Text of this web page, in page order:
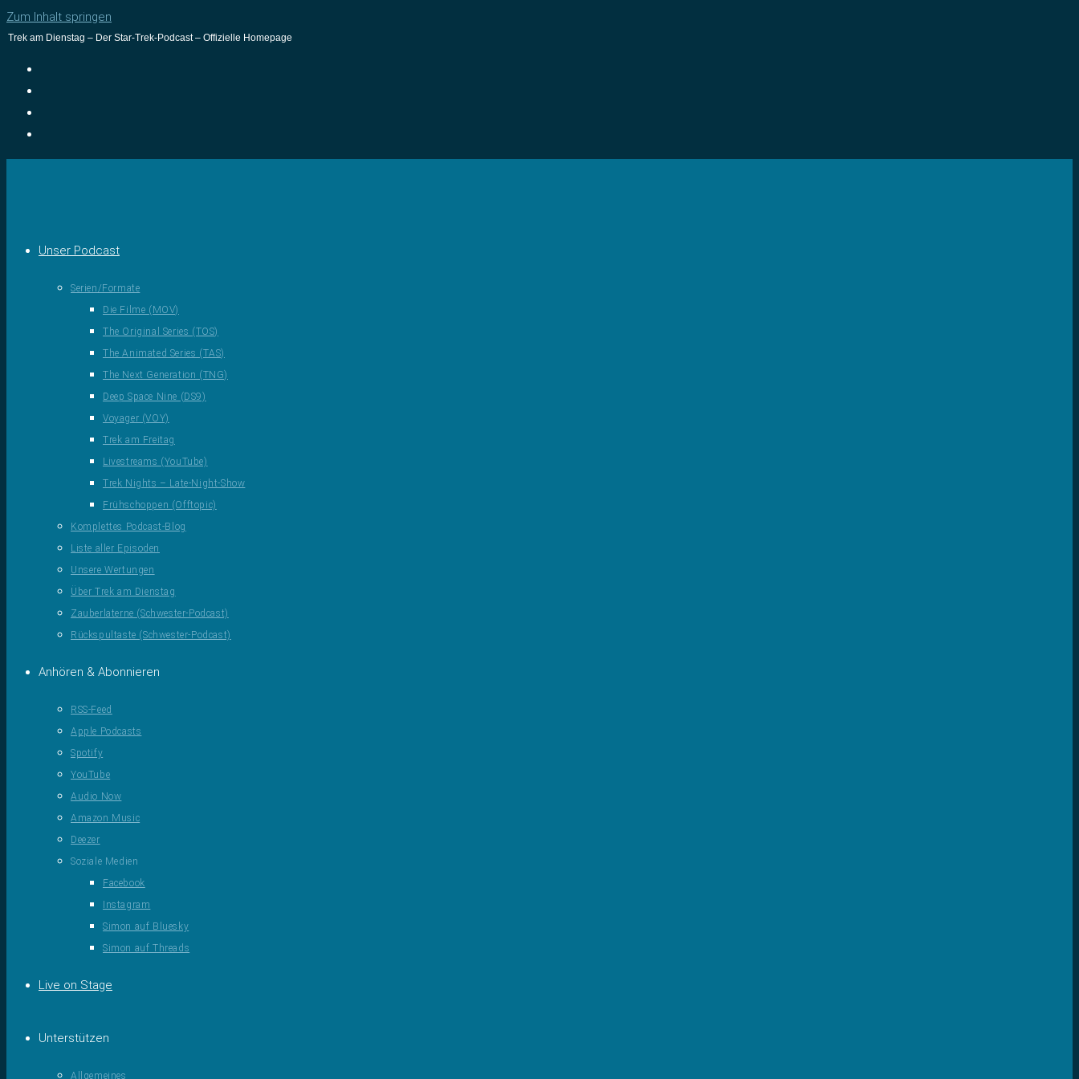
Zum Inhalt springen
Trek am Dienstag – Der Star-Trek-Podcast – Offizielle Homepage
Unser Podcast
Serien/Formate
Die Filme (MOV)
The Original Series (TOS)
The Animated Series (TAS)
The Next Generation (TNG)
Deep Space Nine (DS9)
Voyager (VOY)
Trek am Freitag
Livestreams (YouTube)
Trek Nights – Late-Night-Show
Frühschoppen (Offtopic)
Komplettes Podcast-Blog
Liste aller Episoden
Unsere Wertungen
Über Trek am Dienstag
Zauberlaterne (Schwester-Podcast)
Rückspultaste (Schwester-Podcast)
Anhören & Abonnieren
RSS-Feed
Apple Podcasts
Spotify
YouTube
Audio Now
Amazon Music
Deezer
Soziale Medien
Facebook
Instagram
Simon auf Bluesky
Simon auf Threads
Live on Stage
Unterstützen
Allgemeines